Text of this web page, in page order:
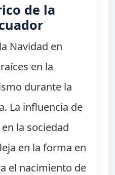
de la
Navidad en
en la
durante la
La influencia de
la sociedad
en la forma en
el nacimiento de